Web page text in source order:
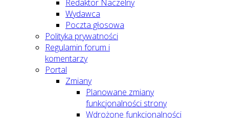
Redaktor Naczelny
Wydawca
Poczta głosowa
Polityka prywatności
Regulamin forum i
komentarzy
Portal
Zmiany
Planowane zmiany
funkcjonalności strony
Wdrożone funkcjonalności